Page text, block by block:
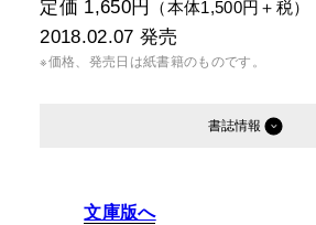
定価 1,650円 （本体1,500円＋税）
2018.02.07 発売
※価格、発売日は紙書籍のものです。
書誌情報
文庫版へ